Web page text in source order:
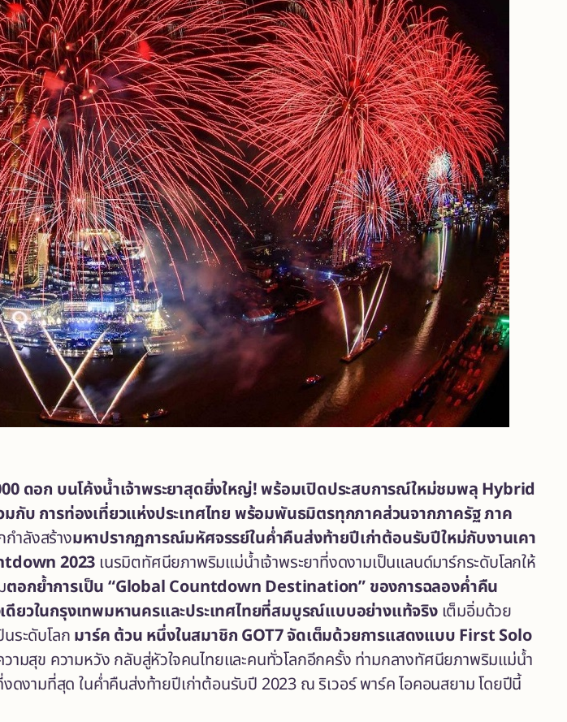
ดอก บนโค้งน้ำเจ้าพระยาสุดยิ่งใหญ่! พร้อมเปิดประสบการณ์ใหม่ชมพลุ Hybrid
มกับ การท่องเที่ยวแห่งประเทศไทยพร้อมพันธมิตรทุกภาคส่วนจากภาครัฐ ภาค
ำลังสร้างมหาปรากฏการณ์มหัศจรรย์ในค่ำคืนส่งท้ายปีเก่าต้อนรับปีใหม่กับงานเคา
2023 เนรมิตทัศนียภาพริมแม่น้ำเจ้าพระยาที่งดงามเป็นแลนด์มาร์กระดับโลกให้
ตอกย้ำการเป็น “Global Countdown Destination” ของการฉลองค่ำคืน
ดียวในกรุงเทพมหานครและประเทศไทยที่สมบูรณ์แบบอย่างแท้จริง เต็มอิ่มด้วย
ระดับโลก มาร์ค ต้วน หนึ่งในสมาชิก GOT7 จัดเต็มด้วยการแสดงแบบ First Solo
วามสุข ความหวัง กลับสู่หัวใจคนไทยและคนทั่วโลกอีกครั้ง ท่ามกลางทัศนียภาพริมแม่น้ำ
งดงามที่สุด ในค่ำคืนส่งท้ายปีเก่าต้อนรับปี 2023 ณ ริเวอร์ พาร์ค ไอคอนสยาม โดยปีนี้